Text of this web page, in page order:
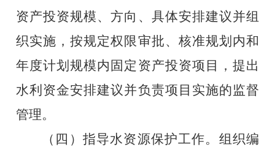
资产投资规模、方向、具体安排建议并组
织实施，按规定权限审批、核准规划内和
年度计划规模内固定资产投资项目，提出
水利资金安排建议并负责项目实施的监督
管理。
（四）指导水资源保护工作。组织编